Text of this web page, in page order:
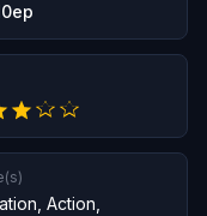
Action